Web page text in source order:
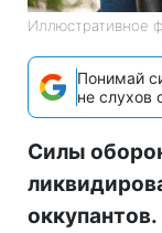
Иллюстративное
Понимай
не слухов
Силы
оккупантов.